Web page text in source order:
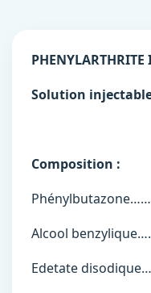
PHENYLARTHRITE
Solution
Composition :
Alcool
Edetate